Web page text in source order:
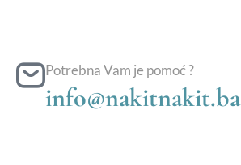
Potrebna Vam je pomoć ?
info@nakitnakit.ba